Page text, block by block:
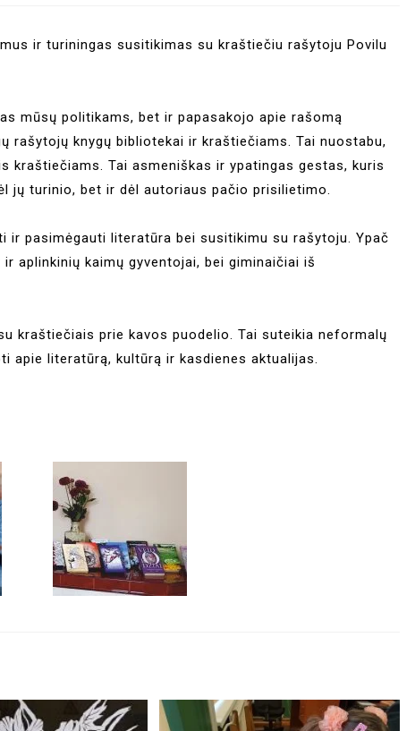
ir turiningas susitikimas su kraštiečiu rašytoju Povilu
mūsų politikams, bet ir papasakojo apie rašomą
rašytojų knygų bibliotekai ir kraštiečiams. Tai nuostabu,
kraštiečiams. Tai asmeniškas ir ypatingas gestas, kuris
jų turinio, bet ir dėl autoriaus pačio prisilietimo.
ir pasimėgauti literatūra bei susitikimu su rašytoju. Ypač
aplinkinių kaimų gyventojai, bei giminaičiai iš
kraštiečiais prie kavos puodelio. Tai suteikia neformalų
literatūrą, kultūrą ir kasdienes aktualijas.